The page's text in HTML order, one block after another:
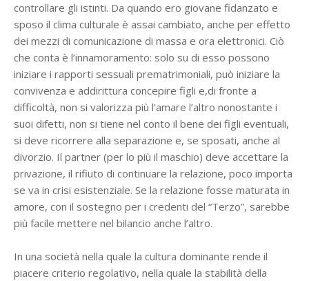
controllare gli istinti. Da quando ero giovane fidanzato e
sposo il clima culturale è assai cambiato, anche per effetto
dei mezzi di comunicazione di massa e ora elettronici. Ciò
che conta è l’innamoramento: solo su di esso possono
iniziare i rapporti sessuali prematrimoniali, può iniziare la
convivenza e addirittura concepire figli e,di fronte a
difficoltà, non si valorizza più l’amare l’altro nonostante i
suoi difetti, non si tiene nel conto il bene dei figli eventuali,
si deve ricorrere alla separazione e, se sposati, anche al
divorzio. Il partner (per lo più il maschio) deve accettare la
privazione, il rifiuto di continuare la relazione, poco importa
se va in crisi esistenziale. Se la relazione fosse maturata in
amore, con il sostegno per i credenti del “Terzo”, sarebbe
più facile mettere nel bilancio anche l’altro.
In una società nella quale la cultura dominante rende il
piacere criterio regolativo, nella quale la stabilità della